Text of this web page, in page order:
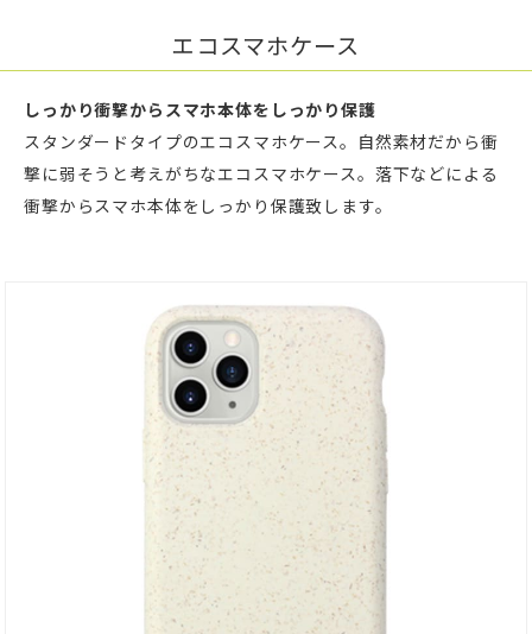
エコスマホケース
しっかり衝撃からスマホ本体をしっかり保護
スタンダードタイプのエコスマホケース。自然素材だから衝
撃に弱そうと考えがちなエコスマホケース。落下などによる
衝撃からスマホ本体をしっかり保護致します。